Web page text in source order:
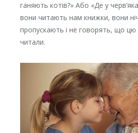
ганяють котів?» Або «Де у
вони читають нам книжки, вони
пропускають і не говорять, що цю
читали.